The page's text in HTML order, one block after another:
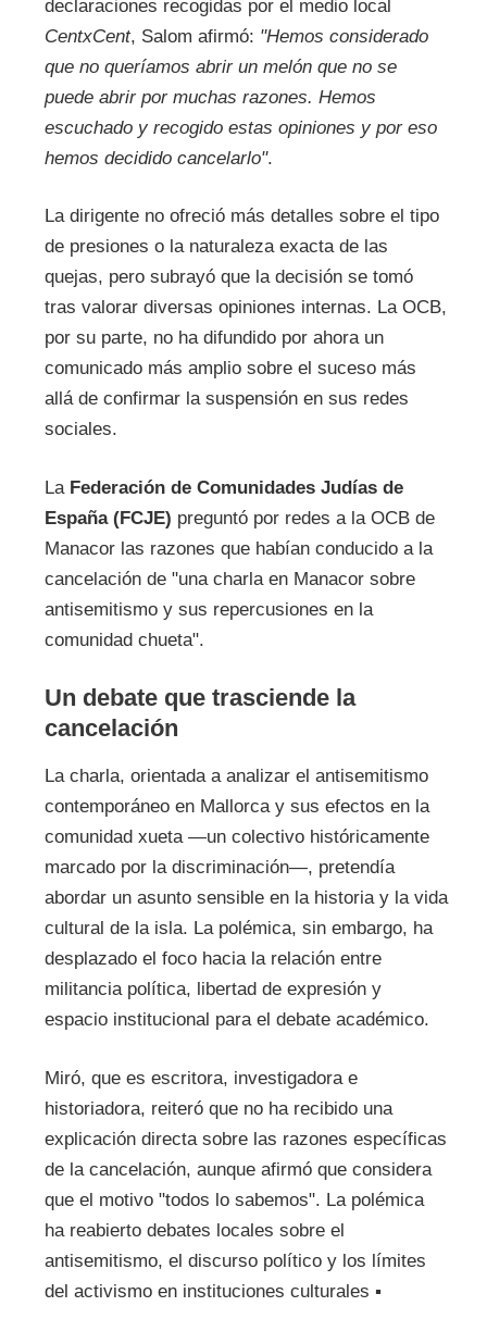
declaraciones recogidas por el medio local
CentxCent, Salom afirmó: "Hemos considerado
que no queríamos abrir un melón que no se
puede abrir por muchas razones. Hemos
escuchado y recogido estas opiniones y por eso
hemos decidido cancelarlo".
La dirigente no ofreció más detalles sobre el tipo
de presiones o la naturaleza exacta de las
quejas, pero subrayó que la decisión se tomó
tras valorar diversas opiniones internas. La OCB,
por su parte, no ha difundido por ahora un
comunicado más amplio sobre el suceso más
allá de confirmar la suspensión en sus redes
sociales.
La Federación de Comunidades Judías de
España (FCJE) preguntó por redes a la OCB de
Manacor las razones que habían conducido a la
cancelación de "una charla en Manacor sobre
antisemitismo y sus repercusiones en la
comunidad chueta".
Un debate que trasciende la
cancelación
La charla, orientada a analizar el antisemitismo
contemporáneo en Mallorca y sus efectos en la
comunidad xueta —un colectivo históricamente
marcado por la discriminación—, pretendía
abordar un asunto sensible en la historia y la vida
cultural de la isla. La polémica, sin embargo, ha
desplazado el foco hacia la relación entre
militancia política, libertad de expresión y
espacio institucional para el debate académico.
Miró, que es escritora, investigadora e
historiadora, reiteró que no ha recibido una
explicación directa sobre las razones específicas
de la cancelación, aunque afirmó que considera
que el motivo "todos lo sabemos". La polémica
ha reabierto debates locales sobre el
antisemitismo, el discurso político y los límites
del activismo en instituciones culturales ▪